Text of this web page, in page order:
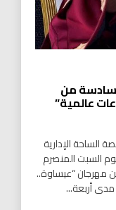
من
عالمية”
الإدارية
السبت المنصرم
مهرجان “عيساوة..
مدى أربعة...